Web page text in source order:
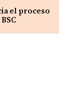
el proceso